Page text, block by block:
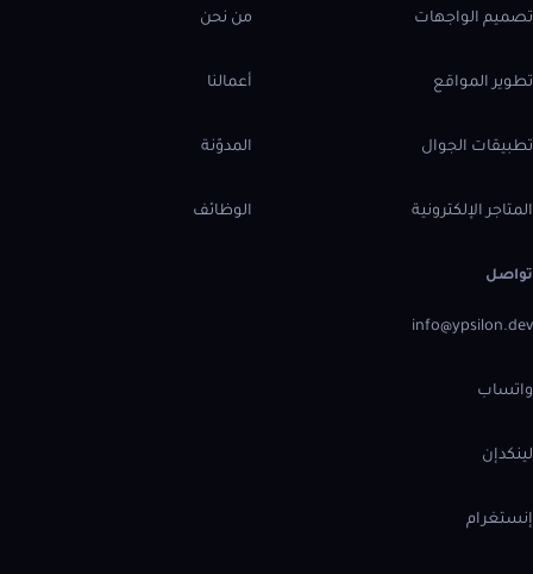
تصميم الواجهات
تطوير المواقع
تطبيقات الجوال
المتاجر الإلكترونية
من نحن
أعمالنا
المدوّنة
الوظائف
تواصل
info@ypsilon.dev
واتساب
لينكدإن
إنستغرام